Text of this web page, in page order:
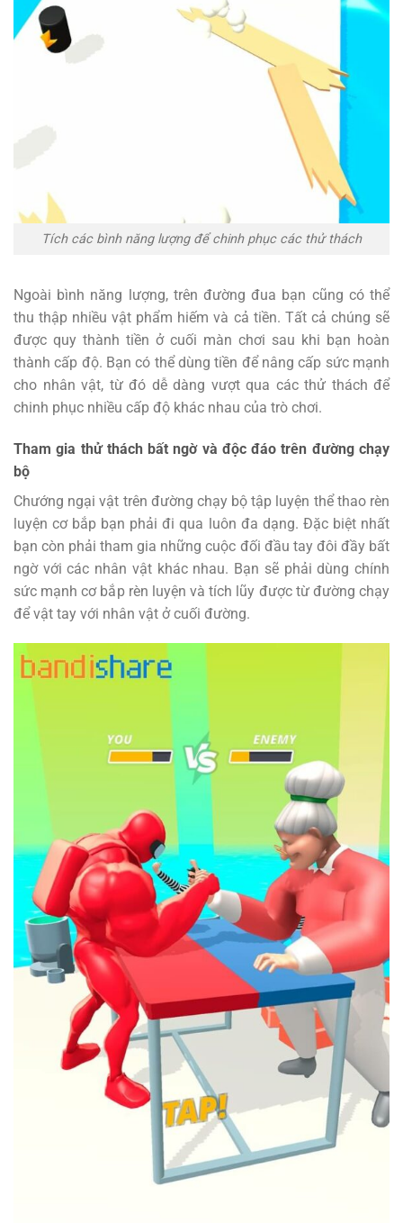
Tích các bình năng lượng để chinh phục các thử thách
Ngoài bình năng lượng, trên đường đua bạn cũng có thể
thu thập nhiều vật phẩm hiếm và cả tiền. Tất cả chúng sẽ
được quy thành tiền ở cuối màn chơi sau khi bạn hoàn
thành cấp độ. Bạn có thể dùng tiền để nâng cấp sức mạnh
cho nhân vật, từ đó dễ dàng vượt qua các thử thách để
chinh phục nhiều cấp độ khác nhau của trò chơi.
Tham gia thử thách bất ngờ và độc đáo trên đường chạy
bộ
Chướng ngại vật trên đường chạy bộ tập luyện thể thao rèn
luyện cơ bắp bạn phải đi qua luôn đa dạng. Đặc biệt nhất
bạn còn phải tham gia những cuộc đối đầu tay đôi đầy bất
ngờ với các nhân vật khác nhau. Bạn sẽ phải dùng chính
sức mạnh cơ bắp rèn luyện và tích lũy được từ đường chạy
để vật tay với nhân vật ở cuối đường.